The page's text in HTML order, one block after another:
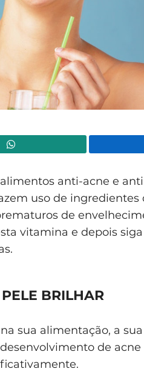
anti-acne e
uso de
de
vitamina e depois siga
BRILHAR
sua alimentação, a
de acne